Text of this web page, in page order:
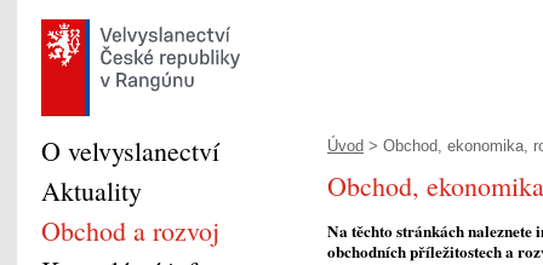
Úvod > Obchod, ekonomika,
Obchod,
Na těchto stránkách naleznete
obchodních příležitostech a
O velvyslanectví
Aktuality
Obchod a rozvoj